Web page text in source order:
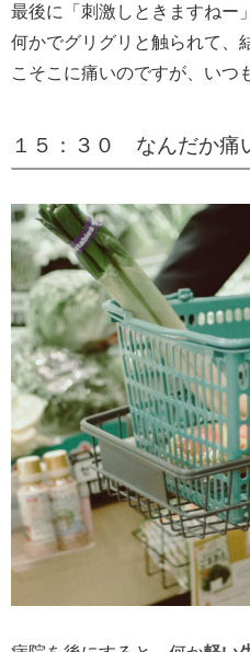
最後に「刺激しときますねー
何かでグリグリと触られて、
こそこに痛いのですが、いつ
１５：３０ なんだか痛